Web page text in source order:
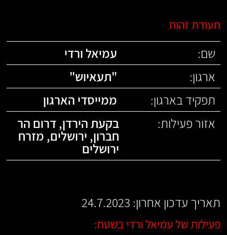
תעודת זהות
שם:
עמיאל ורדי
ארגון:
"תעאיוש"
תפקיד בארגון:
ממייסדי הארגון
אזור פעילות:
בקעת הירדן,דרום הר
חברון, ירושלים, מזרח
ירושלים
תאריך עדכון אחרון: 24.7.2023
פעילות של עמיאל ורדי בשטח: